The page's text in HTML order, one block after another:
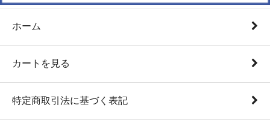
ホーム
カートを見る
特定商取引法に基づく表記